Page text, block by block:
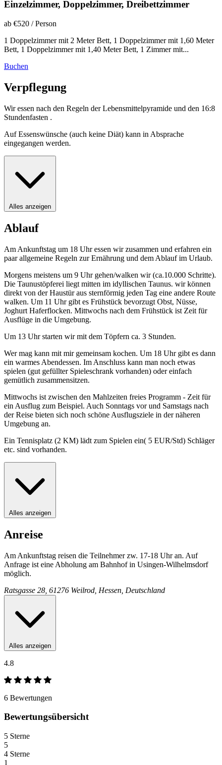
Einzelzimmer, Doppelzimmer, Dreibettzimmer
ab €520 / Person
1 Doppelzimmer mit 2 Meter Bett, 1 Doppelzimmer mit 1,60 Meter
Bett, 1 Doppelzimmer mit 1,40 Meter Bett, 1 Zimmer mit...
Buchen
Verpflegung
Wir essen nach den Regeln der Lebensmittelpyramide und den 16:8
Stundenfasten .
Auf Essenswünsche (auch keine Diät) kann in Absprache
eingegangen werden.
Alles anzeigen
Ablauf
Am Ankunftstag um 18 Uhr essen wir zusammen und erfahren ein
paar allgemeine Regeln zur Ernährung und dem Ablauf im Urlaub.
Morgens meistens um 9 Uhr gehen/walken wir (ca.10.000 Schritte).
Die Taunustöpferei liegt mitten im idyllischen Taunus. wir können
direkt von der Haustür aus sternförmig jeden Tag eine andere Route
walken. Um 11 Uhr gibt es Frühstück bevorzugt Obst, Nüsse,
Joghurt Haferflocken. Mittwochs nach dem Frühstück ist Zeit für
Ausflüge in die Umgebung.
Um 13 Uhr starten wir mit dem Töpfern ca. 3 Stunden.
Wer mag kann mit mir gemeinsam kochen. Um 18 Uhr gibt es dann
ein warmes Abendessen. Im Anschluss kann man noch etwas
spielen (gut gefüllter Spieleschrank vorhanden) oder einfach
gemütlich zusammensitzen.
Mittwochs ist zwischen den Mahlzeiten freies Programm - Zeit für
ein Ausflug zum Beispiel. Auch Sonntags vor und Samstags nach
der Reise bieten sich noch schöne Ausflugsziele in der näheren
Umgebung an.
Ein Tennisplatz (2 KM) lädt zum Spielen ein( 5 EUR/Std) Schläger
etc. sind vorhanden.
Alles anzeigen
Anreise
Am Ankunftstag reisen die Teilnehmer zw. 17-18 Uhr an. Auf
Anfrage ist eine Abholung am Bahnhof in Usingen-Wilhelmsdorf
möglich.
Ratsgasse 28, 61276 Weilrod, Hessen, Deutschland
Alles anzeigen
4.8
6 Bewertungen
Bewertungsübersicht
5 Sterne
5
4 Sterne
1